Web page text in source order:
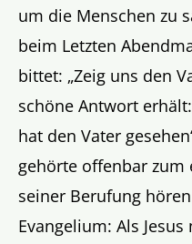
um die Menschen zu
beim Letzten
bittet: „Zeig uns den
schöne Antwort
hat den Vater
gehörte offenbar zum
seiner Berufung
Evangelium: Als